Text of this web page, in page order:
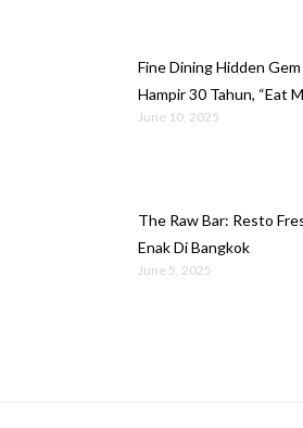
Fine Dining Hidden
Hampir 30 Tahun, “Eat
June 10, 2025
The Raw Bar: Resto
Enak Di Bangkok
June 5, 2025